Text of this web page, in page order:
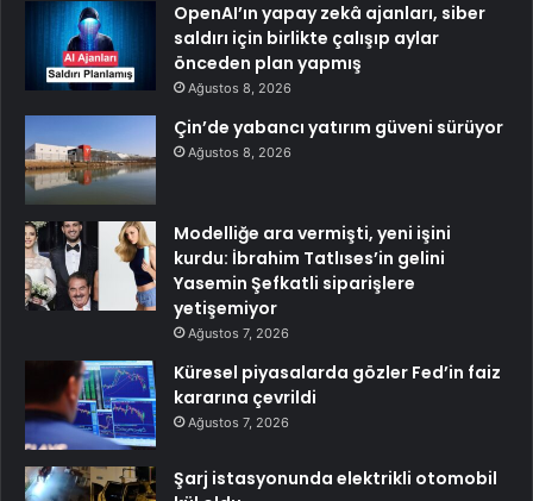
OpenAI’ın yapay zekâ ajanları, siber
saldırı için birlikte çalışıp aylar
önceden plan yapmış
Ağustos 8, 2026
Çin’de yabancı yatırım güveni sürüyor
Ağustos 8, 2026
Modelliğe ara vermişti, yeni işini
kurdu: İbrahim Tatlıses’in gelini
Yasemin Şefkatli siparişlere
yetişemiyor
Ağustos 7, 2026
Küresel piyasalarda gözler Fed’in faiz
kararına çevrildi
Ağustos 7, 2026
Şarj istasyonunda elektrikli otomobil